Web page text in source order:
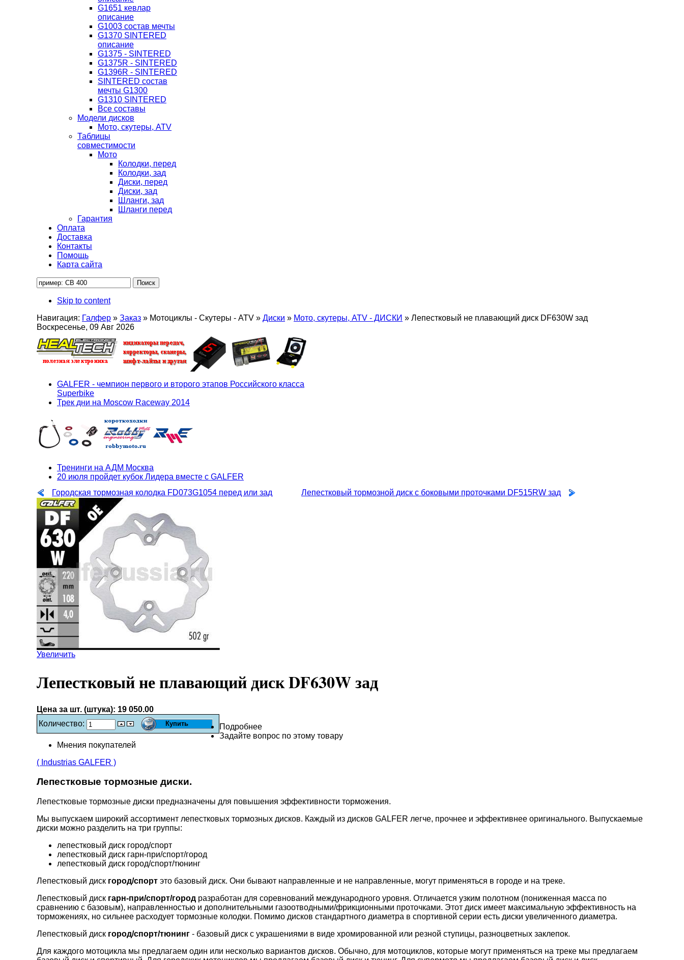
G1651 кевлар
описание
G1003 состав мечты
G1370 SINTERED
описание
G1375 - SINTERED
G1375R - SINTERED
G1396R - SINTERED
SINTERED состав
мечты G1300
G1310 SINTERED
Все составы
Модели дисков
Мото, скутеры, ATV
Таблицы
совместимости
Мото
Колодки, перед
Колодки, зад
Диски, перед
Диски, зад
Шланги, зад
Шланги перед
Гарантия
Оплата
Доставка
Контакты
Помощь
Карта сайта
Skip to content
Навигация: Галфер » Заказ » Мотоциклы - Скутеры - ATV » Диски » Мото, скутеры, ATV - ДИСКИ » Лепестковый не плавающий диск DF630W зад
Воскресенье, 09 Авг 2026
GALFER - чемпион первого и второго этапов Российского класса
Superbike
Трек дни на Moscow Raceway 2014
Тренинги на АДМ Москва
20 июля пройдет кубок Лидера вместе с GALFER
Городская тормозная колодка FD073G1054 перед или зад
Лепестковый тормозной диск с боковыми проточками DF515RW зад
Увеличить
Лепестковый не плавающий диск DF630W зад
Цена за шт. (штука): 19 050.00
Количество:
Подробнее
Задайте вопрос по этому товару
Мнения покупателей
( Industrias GALFER )
Лепестковые тормозные диски.
Лепестковые тормозные диски предназначены для повышения эффективности торможения.
Мы выпускаем широкий ассортимент лепестковых тормозных дисков. Каждый из дисков GALFER легче, прочнее и эффективнее оригинального. Выпускаемые
диски можно разделить на три группы:
лепестковый диск город/спорт
лепестковый диск гарн-при/спорт/город
лепестковый диск город/спорт/тюнинг
Лепестковый диск город/спорт это базовый диск. Они бывают направленные и не направленные, могут применяться в городе и на треке.
Лепестковый диск гарн-при/спорт/город разработан для соревнований международного уровня. Отличается узким полотном (пониженная масса по
сравнению с базовым), направленностью и дополнительными газоотводными/фрикционными проточками. Этот диск имеет максимальную эффективность на
торможениях, но сильнее расходует тормозные колодки. Помимо дисков стандартного диаметра в спортивной серии есть диски увеличенного диаметра.
Лепестковый диск город/спорт/тюнинг - базовый диск с украшениями в виде хромированной или резной ступицы, разноцветных заклепок.
Для каждого мотоцикла мы предлагаем один или несколько вариантов дисков. Обычно, для мотоциклов, которые могут применяться на треке мы предлагаем